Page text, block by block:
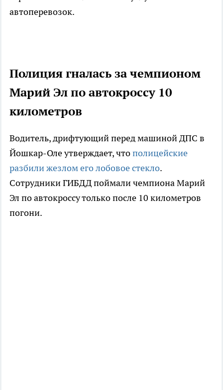
автоперевозок.
Полиция гналась за чемпионом
Марий Эл по автокроссу 10
километров
Водитель, дрифтующий перед машиной ДПС в
Йошкар-Оле утверждает, чтополицейские
разбили жезлом его лобовое стекло.
Сотрудники ГИБДД поймали чемпиона Марий
Эл по автокроссу только после 10 километров
погони.